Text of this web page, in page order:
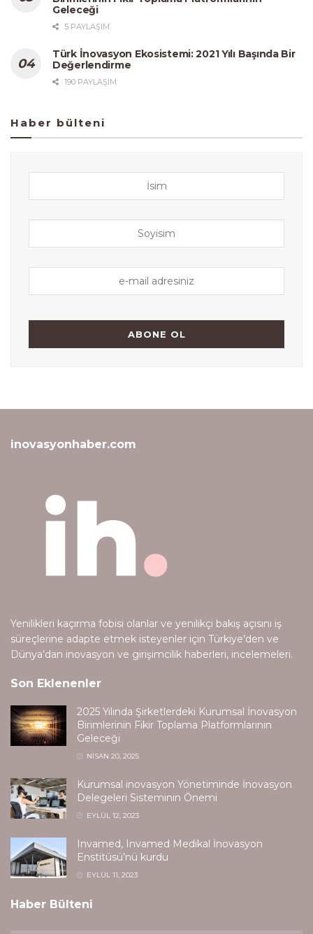
Geleceği
5 PAYLAŞIM
Türk İnovasyon Ekosistemi: 2021 Yılı Başında Bir
Değerlendirme
190 PAYLAŞIM
Haber bülteni
inovasyonhaber.com
Yenilikleri kaçırma fobisi olanlar ve yenilikçi bakış açısını iş
süreçlerine adapte etmek isteyenler için Türkiye’den ve
Dünya’dan inovasyon ve girişimcilik haberleri, incelemeleri.
Son Eklenenler
2025 Yılında Şirketlerdeki Kurumsal İnovasyon
Birimlerinin Fikir Toplama Platformlarının
Geleceği
NISAN 20, 2025
Kurumsal inovasyon Yönetiminde İnovasyon
Delegeleri Sisteminin Önemi
EYLÜL 12, 2023
Invamed, Invamed Medikal İnovasyon
Enstitüsü’nü kurdu
EYLÜL 11, 2023
Haber Bülteni